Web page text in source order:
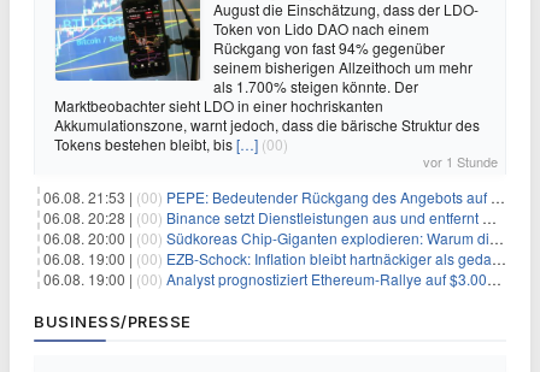
August die Einschätzung, dass der LDO-
Token von Lido DAO nach einem
Rückgang von fast 94% gegenüber
seinem bisherigen Allzeithoch um mehr
als 1.700% steigen könnte. Der
Marktbeobachter sieht LDO in einer hochriskanten
Akkumulationszone, warnt jedoch, dass die bärische Struktur des
Tokens bestehen bleibt, bis[…] (00)
vor 1 Stunde
06.08. 21:53 | (00) PEPE: Bedeutender Rückgang des Angebots auf Börsen – Was kommt als Nächstes?
06.08. 20:28 | (00) Binance setzt Dienstleistungen aus und entfernt mehrere Krypto-Paare: Wer ist betroffen?
06.08. 20:00 | (00) Südkoreas Chip-Giganten explodieren: Warum dieser Rekord-Tag die KI-Branche erschüttert
06.08. 19:00 | (00) EZB-Schock: Inflation bleibt hartnäckiger als gedacht – 2027 wird zum kritischen Test
06.08. 19:00 | (00) Analyst prognostiziert Ethereum-Rallye auf $3.000 nach entscheidendem On-Chain-Ausbruch
BUSINESS/PRESSE